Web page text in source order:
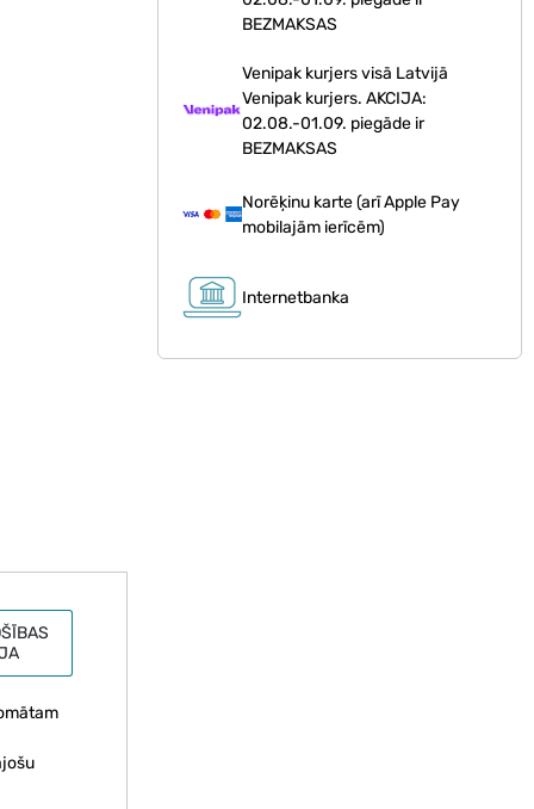
BEZMAKSAS
Venipak kurjers visā Latvijā
Venipak kurjers. AKCIJA:
02.08.-01.09. piegāde ir
BEZMAKSAS
Norēķinu karte (arī Apple Pay
mobilajām ierīcēm)
Internetbanka